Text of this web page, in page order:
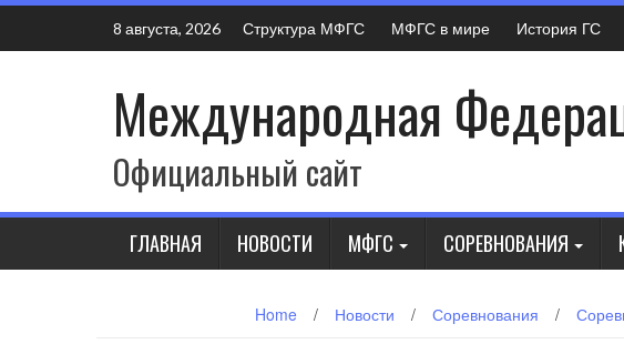
Skip
content
8 августа, 2026 Структура МФГС МФГС в мире История ГС
Международная
Официальный сайт
ГЛАВНАЯ НОВОСТИ МФГС СОРЕВНОВАНИЯ
Home / Новости / Соревнования /